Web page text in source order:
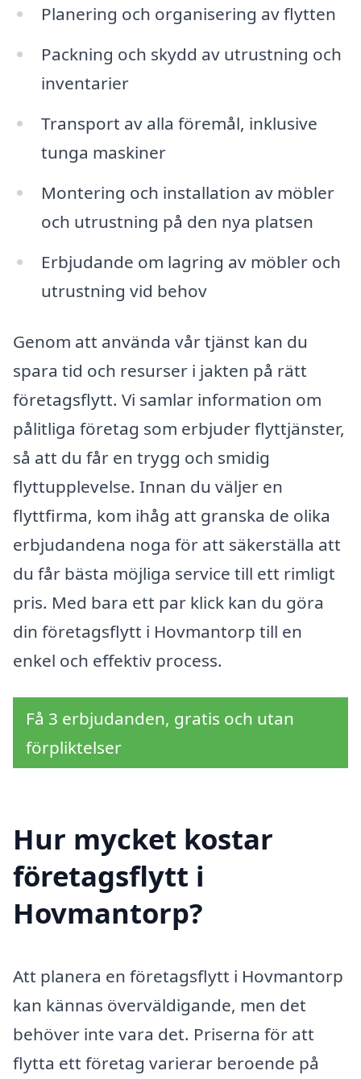
Planering och organisering av flytten
Packning och skydd av utrustning och
inventarier
Transport av alla föremål, inklusive
tunga maskiner
Montering och installation av möbler
och utrustning på den nya platsen
Erbjudande om lagring av möbler och
utrustning vid behov
Genom att använda vår tjänst kan du
spara tid och resurser i jakten på rätt
företagsflytt. Vi samlar information om
pålitliga företag som erbjuder flyttjänster,
så att du får en trygg och smidig
flyttupplevelse. Innan du väljer en
flyttfirma, kom ihåg att granska de olika
erbjudandena noga för att säkerställa att
du får bästa möjliga service till ett rimligt
pris. Med bara ett par klick kan du göra
din företagsflytt i Hovmantorp till en
enkel och effektiv process.
Få 3 erbjudanden, gratis och utan
förpliktelser
Hur mycket kostar
företagsflytt i
Hovmantorp?
Att planera en företagsflytt i Hovmantorp
kan kännas överväldigande, men det
behöver inte vara det. Priserna för att
flytta ett företag varierar beroende på